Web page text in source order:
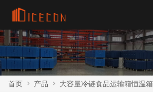
首页 > 产品 > 大容量冷链食品运输箱恒温箱